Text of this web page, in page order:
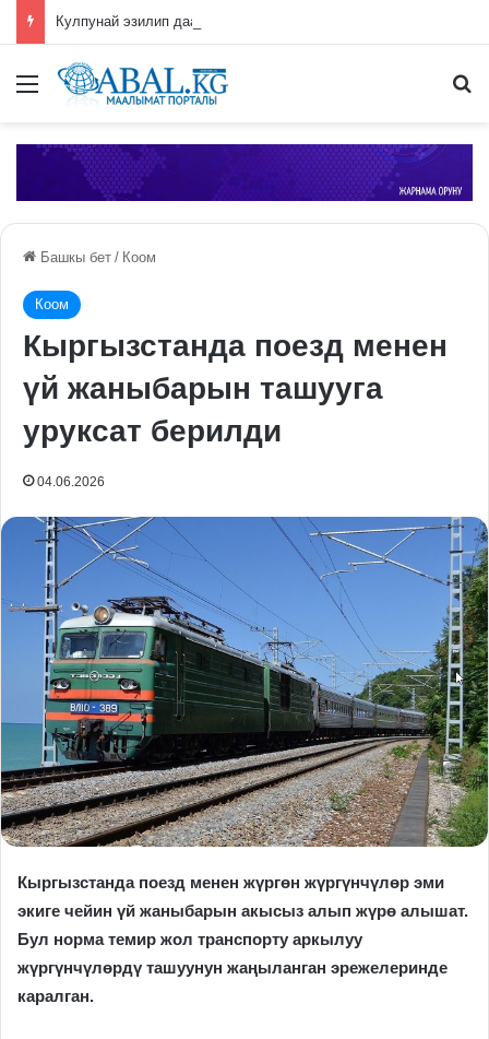
Меню
Башкы бет / Коом
Коом
Кыргызстанда поезд менен
үй жаныбарын ташууга
уруксат берилди
04.06.2026
Кыргызстанда поезд менен жүргөн жүргүнчүлөр эми
экиге чейин үй жаныбарын акысыз алып жүрө алышат.
Бул норма темир жол транспорту аркылуу
жүргүнчүлөрдү ташуунун жаңыланган эрежелеринде
каралган.